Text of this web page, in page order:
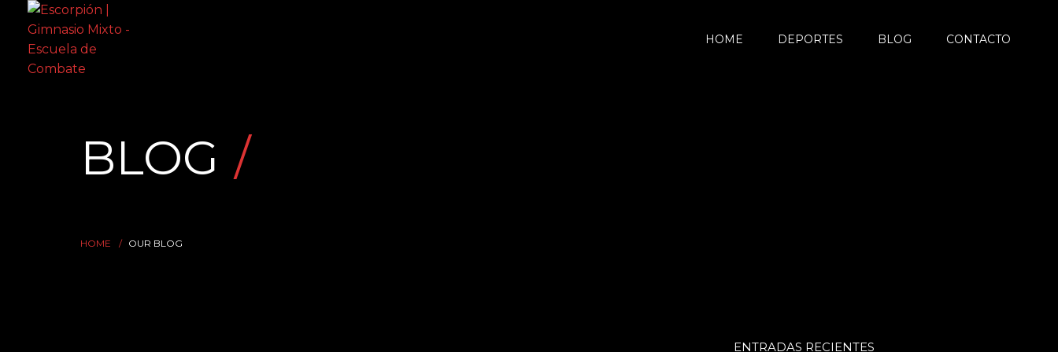
HOME DEPORTES BLOG CONTACTO
BLOG
HOME OUR BLOG
ENTRADAS RECIENTES